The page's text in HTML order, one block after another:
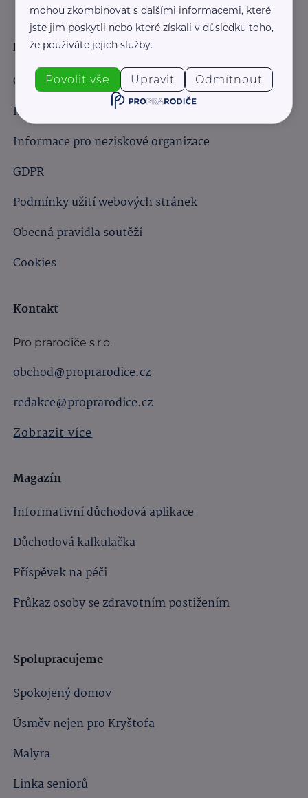
Důležité odkazy
Obchodní podmínky
Informace pro obchodní partnery
Informace pro neziskové organizace
GDPR
Podmínky užití webových stránek
Obecná pravidla soutěží
Cookies
Kontakt
Pro prarodiče s.r.o.
obchod@proprarodice.cz
redakce@proprarodice.cz
Zobrazit více
Magazín
Informativní důchodová aplikace
Důchodová kalkulačka
Příspěvek na péči
Průkaz osoby se zdravotním postižením
Spolupracujeme
Spokojený domov
Úsměv nejen pro Kryštofa
Malyra
Linka seniorů
mohou zkombinovat s dalšími informacemi, které
jste jim poskytli nebo které získali v důsledku toho,
že používáte jejich služby.
Povolit vše Upravit Odmítnout